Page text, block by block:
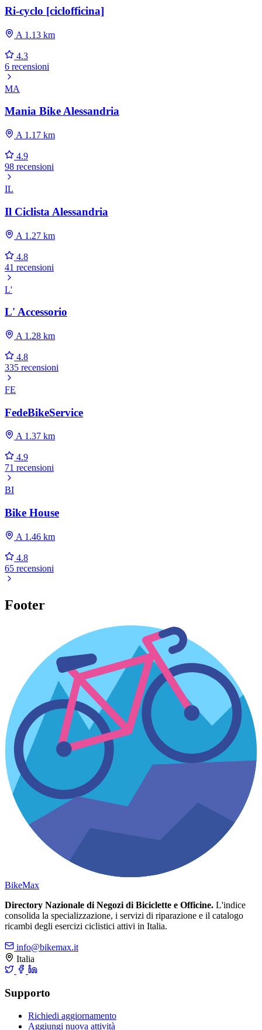
Ri-cyclo [ciclofficina]
A 1.13 km
4.3
6 recensioni
MA
Mania Bike Alessandria
A 1.17 km
4.9
98 recensioni
IL
Il Ciclista Alessandria
A 1.27 km
4.8
41 recensioni
L'
L' Accessorio
A 1.28 km
4.8
335 recensioni
FE
FedeBikeService
A 1.37 km
4.9
71 recensioni
BI
Bike House
A 1.46 km
4.8
65 recensioni
Footer
BikeMax
Directory Nazionale di Negozi di Biciclette e Officine. L'indice
consolida la specializzazione, i servizi di riparazione e il catalogo
ricambi degli esercizi ciclistici attivi in Italia.
info@bikemax.it
Italia
Supporto
Richiedi aggiornamento
Aggiungi nuova attività